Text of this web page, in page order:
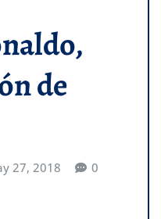
de
27, 2018 0